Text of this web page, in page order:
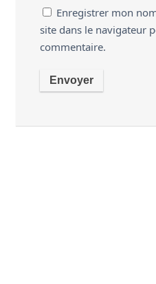
Enregistrer mon
site dans le navigateur
commentaire.